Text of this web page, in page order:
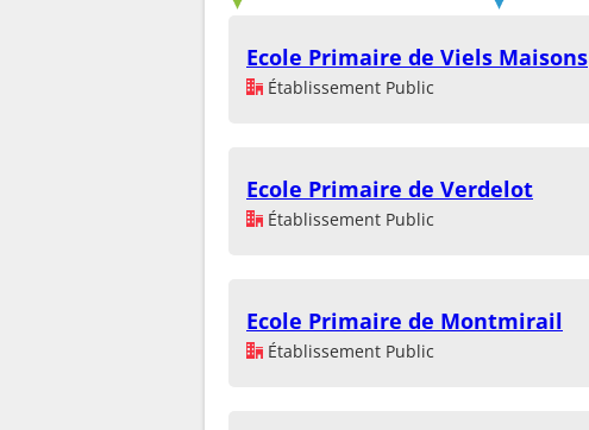
Ecole Primaire de Viels Maisons
Établissement Public
Ecole Primaire de Verdelot
Établissement Public
Ecole Primaire de Montmirail
Établissement Public